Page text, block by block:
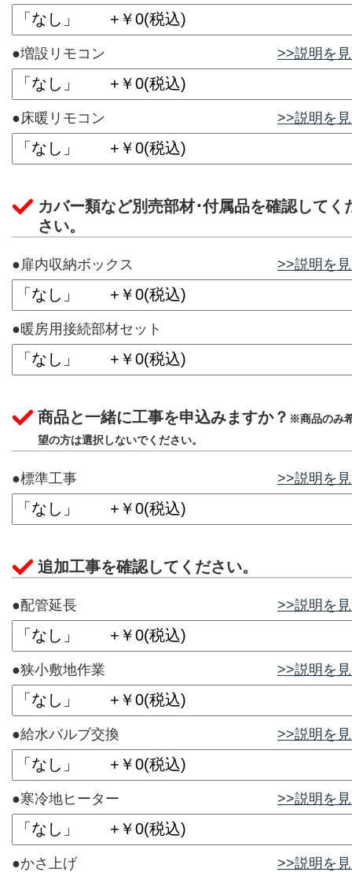
●増設リモコン >>説明を
●床暖リモコン >>説明を
カバー類など別売部材･付属品を確認してく
さい。
●扉内収納ボックス >>説明を
●暖房用接続部材セット
商品と一緒に工事を申込みますか？ ※商品のみ
望の方は選択しないでください。
●標準工事 >>説明を
追加工事を確認してください。
●配管延長 >>説明を
●狭小敷地作業 >>説明を
●給水バルブ交換 >>説明を
●寒冷地ヒーター >>説明を
●かさ上げ >>説明を